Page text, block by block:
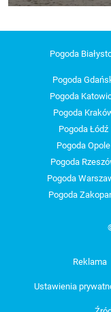
Pogoda
Pogoda
Pogoda
Pogoda
Pogoda Łódź
Pogoda Opole
Pogoda
Pogoda
Pogoda
Reklama
Ustawienia